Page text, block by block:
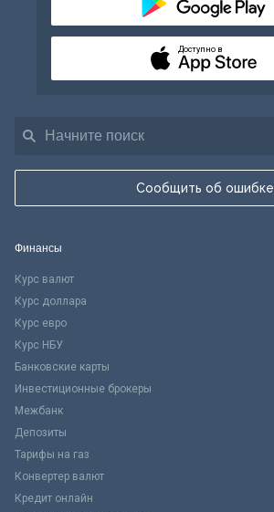
Сообщить об ошибке
Доступно в
Финансы
Курс валют
Курс доллара
Курс евро
Курс НБУ
Банковские карты
Инвестиционные брокеры
Межбанк
Депозиты
Тарифы на газ
Конвертер валют
Кредит онлайн